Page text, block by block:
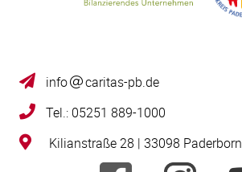
info
caritas-pb.de
Tel.: 05251 889-1000
Kilianstraße 28 | 33098 Paderborn